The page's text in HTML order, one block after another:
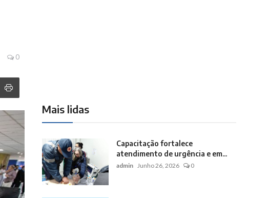
0
Mais lidas
Capacitação fortalece
atendimento de urgência e em...
admin Junho 26, 2026 0